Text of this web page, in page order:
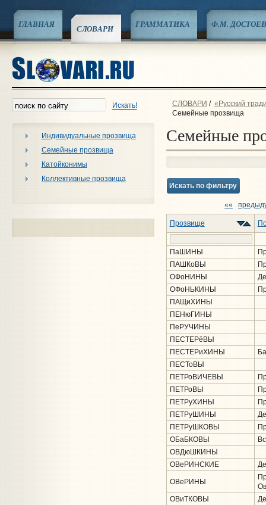
ГЛАВНАЯ СЛОВАРИ ГРАММАТИКА Ф.М.
Искать!
Индивидуальные прозвища
Семейные прозвища
Катойконимы
Коллективные прозвища
СЛОВАРИ / «Русский
Семейные прозвища
Семейные
Искать по фильтру
««
Прозвище
ПаШИНЫ
ПАШКоВЫ
ОФоНИНЫ
ОФоНЬКИНЫ
ПАЩиХИНЫ
ПЕНюГИНЫ
ПеРУЧИНЫ
ПЕСТЕРёВЫ
ПЕСТЕРиХИНЫ
ПЕСТоВЫ
ПЕТРоВИЧЕВЫ
ПЕТРоВЫ
ПЕТРуХИНЫ
ПЕТРуШИНЫ
ПЕТРуШКОВЫ
ОБаБКОВЫ
ОВДюШКИНЫ
ОВеРИНСКИЕ
ОВеРИНЫ
ОВиТКОВЫ